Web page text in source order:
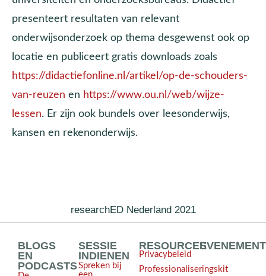
presenteert resultaten van relevant
onderwijsonderzoek op thema desgewenst ook op
locatie en publiceert gratis downloads zoals
https://didactiefonline.nl/artikel/op-de-schouders-
van-reuzen en https://www.ou.nl/web/wijze-
lessen. Er zijn ook bundels over leesonderwijs,
kansen en rekenonderwijs.
researchED Nederland 2021
BLOGS
EN
PODCASTS
SESSIE
INDIENEN
Spreken bij
RESOURCES
Privacybeleid
Professionaliseringskit